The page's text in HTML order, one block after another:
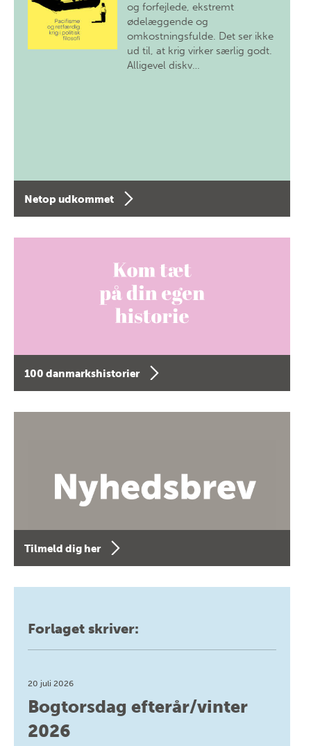
og forfejlede, ekstremt
ødelæggende og
omkostningsfulde. Det ser ikke
ud til, at krig virker særlig godt.
Alligevel diskv…
Netop udkommet
100 danmarkshistorier
Tilmeld dig her
Forlaget skriver:
20 juli 2026
Bogtorsdag efterår/vinter
2026